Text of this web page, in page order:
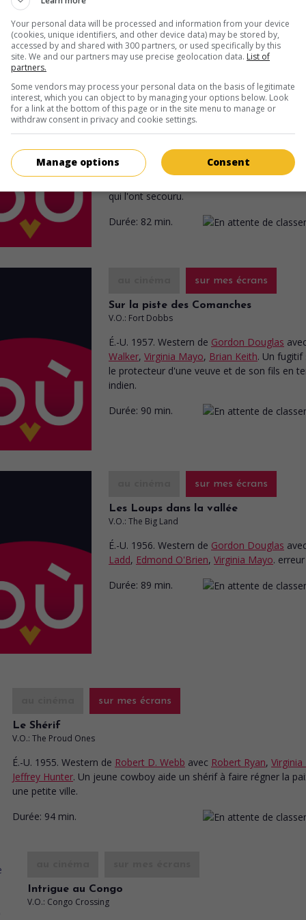
Violence dans la vallée
V.O.: The Tall Stranger
É.-U. 1957. Westernde Thomas Carr avec
McCrea, Virginia Mayo,Barry Kelly. Laissé
mort par une bande de hors-la-loi, un soldat
qui l'ont secouru.
Durée: 82 min.
sur mes écrans
Sur la piste des Comanches
V.O.: Fort Dobbs
É.-U. 1957. Western de Gordon Douglas
Walker, Virginia Mayo, Brian Keith. Un fugitif
le protecteur d'une veuve et de son fils en
indien.
Durée: 90 min.
sur mes écrans
Les Loups dans la vallée
V.O.: The Big Land
É.-U. 1956. Western de Gordon Douglas
Ladd, Edmond O'Brien, Virginia Mayo. erreur
Durée: 89 min.
sur mes écrans
Le Shérif
V.O.: The Proud Ones
É.-U. 1955. Western de Robert D. Webb avec Robert Ryan,
Jeffrey Hunter. Un jeune cowboy aide un shérif à faire régner la
une petite ville.
Durée: 94 min.
Intrigue au Congo
V.O.: Congo Crossing
Your personal data will be processed and information from your device
(cookies, unique identifiers, and other device data) may be stored by,
accessed by and shared with 300 partners, or used specifically by this
site. We and our partners may use precise geolocation data. List of
partners.
Some vendors may process your personal data on the basis of legitimate
interest, which you can object to by managing your options below. Look
for a link at the bottom of this page or in the site menu to manage or
withdraw consent in privacy and cookie settings.
Consent
Manage options